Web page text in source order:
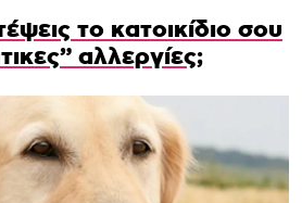
το κατοικίδιο σου
αλλεργίες;